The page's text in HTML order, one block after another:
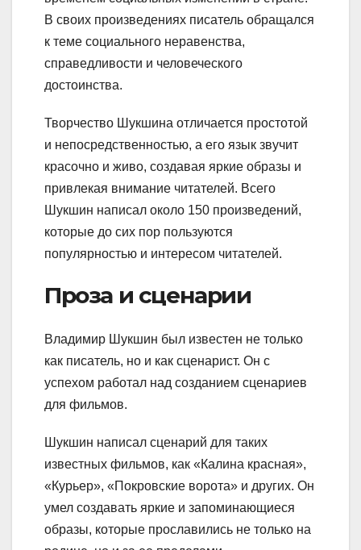
В своих произведениях писатель обращался
к теме социального неравенства,
справедливости и человеческого
достоинства.
Творчество Шукшина отличается простотой
и непосредственностью, а его язык звучит
красочно и живо, создавая яркие образы и
привлекая внимание читателей. Всего
Шукшин написал около 150 произведений,
которые до сих пор пользуются
популярностью и интересом читателей.
Проза и сценарии
Владимир Шукшин был известен не только
как писатель, но и как сценарист. Он с
успехом работал над созданием сценариев
для фильмов.
Шукшин написал сценарий для таких
известных фильмов, как «Калина красная»,
«Курьер», «Покровские ворота» и других. Он
умел создавать яркие и запоминающиеся
образы, которые прославились не только на